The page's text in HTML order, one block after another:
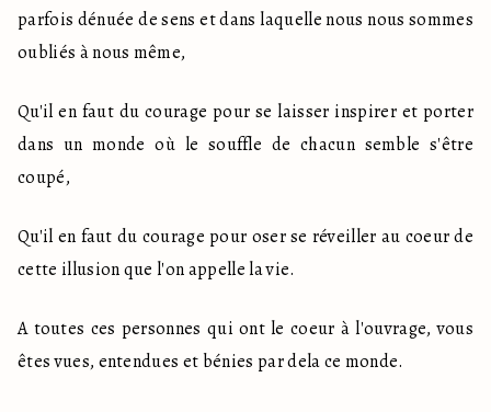
parfois dénuée de sens et dans laquelle nous nous sommes
oubliés à nous même,
Qu'il en faut du courage pour se laisser inspirer et porter
dans un monde où le souffle de chacun semble s'être
coupé,
Qu'il en faut du courage pour oser se réveiller au coeur de
cette illusion que l'on appelle la vie.
A toutes ces personnes qui ont le coeur à l'ouvrage, vous
êtes vues, entendues et bénies par dela ce monde.